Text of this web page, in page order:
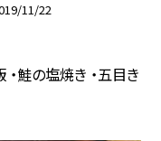
11/22
鮭の塩焼き ・五目き